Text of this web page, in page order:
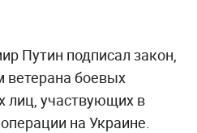
Путин подписал закон,
боевых
лиц, участвующих в
на Украине.